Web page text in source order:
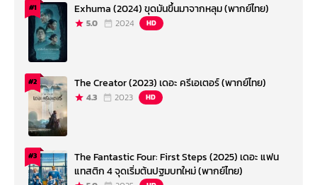
#1 Exhuma (2024) ขุดมันขึ้นมาจากหลุม (พากย์ไทย)
5.0 2024 HD
#2 The Creator (2023) เดอะ ครีเอเตอร์ (พากย์ไทย)
4.3 2023 HD
#3
The Fantastic Four: First Steps (2025) เดอะ แฟน
แทสติก 4 จุดเริ่มต้นปฐมบทใหม่ (พากย์ไทย)